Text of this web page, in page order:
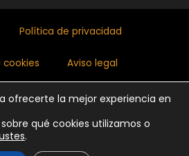
Política de privacidad
Aviso legal
jardindecampoamor.com
por xterno.es
ofrecerte la mejor experiencia en
qué cookies utilizamos o
.